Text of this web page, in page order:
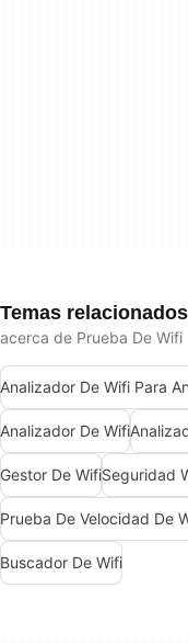
Temas relacionados
acerca de Prueba De Wifi
Analizador De Wifi Para
Analizador De Wifi
Gestor De WifiSeguridad
Buscador De Wifi